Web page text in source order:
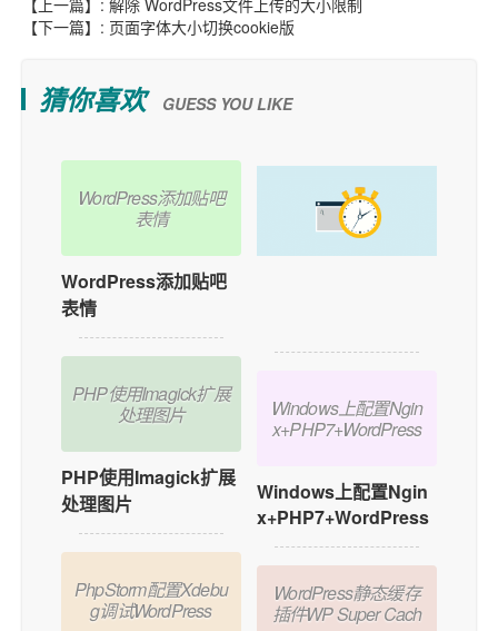
【上一篇】: 解除 WordPress文件上传的大小限制
【下一篇】: 页面字体大小切换cookie版
猜你喜欢 GUESS YOU LIKE
WordPress添加贴吧
表情
WordPress添加贴吧
表情
PHP使用Imagick扩展
处理图片
PHP使用Imagick扩展
处理图片
PhpStorm配置Xdebu
g调试WordPress
Windows上配置Ngin
x+PHP7+WordPress
Windows上配置Ngin
x+PHP7+WordPress
WordPress静态缓存
插件WP Super Cach